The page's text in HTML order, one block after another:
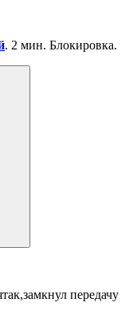
. 2 мин. Блокировка.
передачу